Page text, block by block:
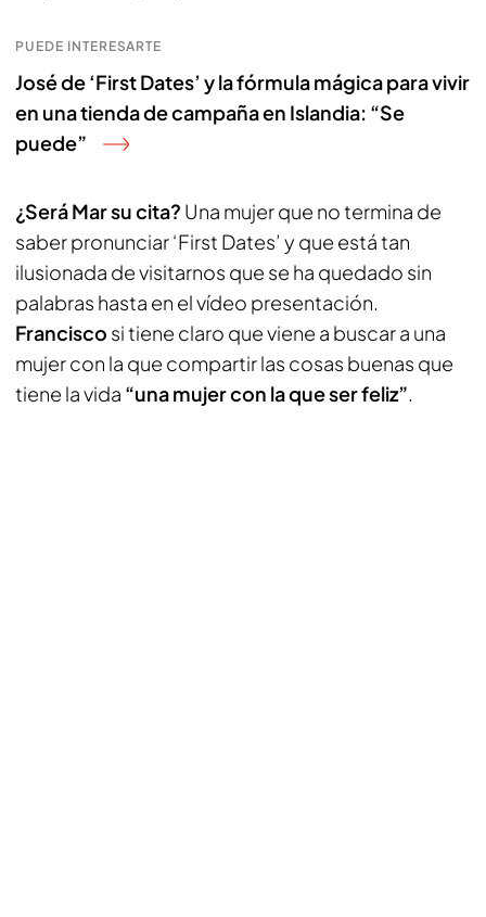
PUEDE INTERESARTE
José de ‘First Dates’ y la fórmula mágica para vivir
en una tienda de campaña en Islandia: “Se
puede”
¿Será Mar su cita? Una mujer que no termina de
saber pronunciar ‘First Dates’ y que está tan
ilusionada de visitarnos que se ha quedado sin
palabras hasta en el vídeo presentación.
Francisco si tiene claro que viene a buscar a una
mujer con la que compartir las cosas buenas que
tiene la vida “una mujer con la que ser feliz”.